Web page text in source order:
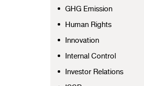
GHG Emission
Human Rights
Innovation
Internal Control
Investor Relations